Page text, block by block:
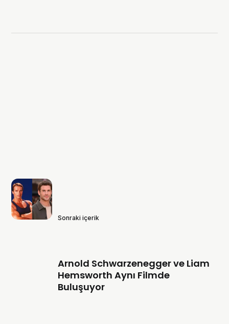
Sonraki içerik
Arnold Schwarzenegger ve Liam
Hemsworth Aynı Filmde
Buluşuyor